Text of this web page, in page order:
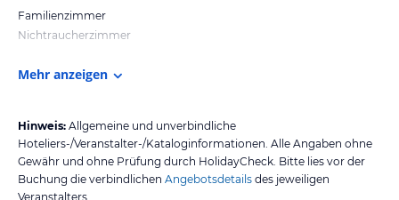
Familienzimmer
Nichtraucherzimmer
Mehr anzeigen
Hinweis: Allgemeine und unverbindliche
Hoteliers-/Veranstalter-/Kataloginformationen. Alle Angaben ohne
Gewähr und ohne Prüfung durch HolidayCheck. Bitte lies vor der
Buchung die verbindlichen Angebotsdetails des jeweiligen
Veranstalters.